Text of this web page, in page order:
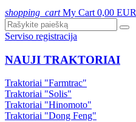
shopping_cart My Cart 0,00 EUR
Serviso registracija
NAUJI TRAKTORIAI
Traktoriai "Farmtrac"
Traktoriai "Solis"
Traktoriai "Hinomoto"
Traktoriai "Dong Feng"